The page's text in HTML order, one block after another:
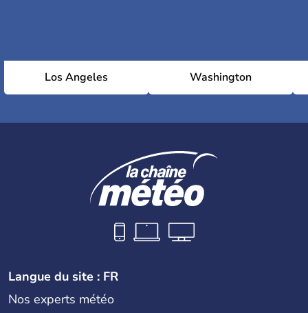
Los Angeles Washington
Langue du site : FR
Nos experts météo